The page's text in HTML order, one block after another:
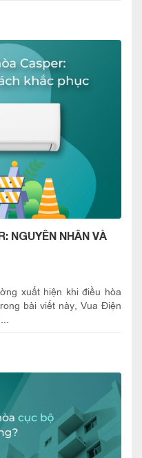
NGUYÊN NHÂN VÀ
xuất hiện khi điều hòa
bài viết này, Vua Điện